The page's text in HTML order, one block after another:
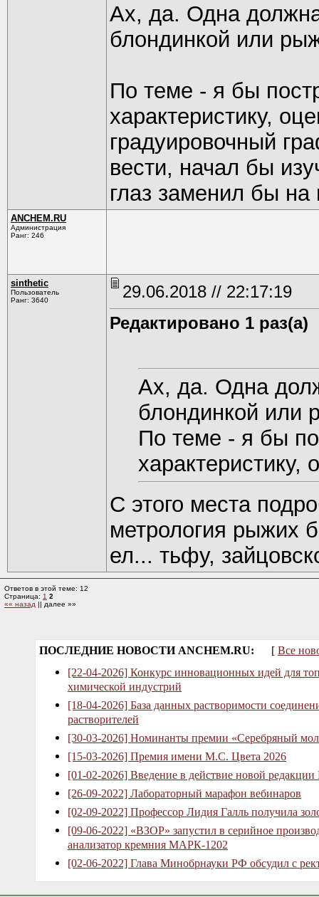
Ах, да. Одна
блондинкой или
По теме - я бы
характеристику,
градуировочный
вести, начал бы
глаз заменил бы
ANCHEM.RU
Администрация
Ранг: 246
sinthetic
Пользователь
Ранг: 3640
29.06.2018 // 22:17:19
Редактировано 1 раз(а)
Ах, да. Одна
блондинкой или
По теме - я бы
характеристику,
С этого места
метрология рыжих
ел... тьфу,
Ответов в этой теме: 12
Страница: 1 2
«« назад || далее »»
ПОСЛЕДНИЕ НОВОСТИ ANCHEM.RU: [ Все
[22-04-2026] Конкурс инновационных идей для
химической индустрий
[18-04-2026] База данных растворимости
растворителей
[30-03-2026] Номинанты премии «Серебряный
[15-03-2026] Премия имени М.С. Цвета 2026
[01-02-2026] Введение в действие новой
[26-09-2022] Лабораторный марафон вебинаров
[02-09-2022] Профессор Лидия Галль получила
[09-06-2022] «ВЗОР» запустил в серийное
анализатор кремния МАРК-1202
[02-06-2022] Глава Минобрнауки РФ обсудил с